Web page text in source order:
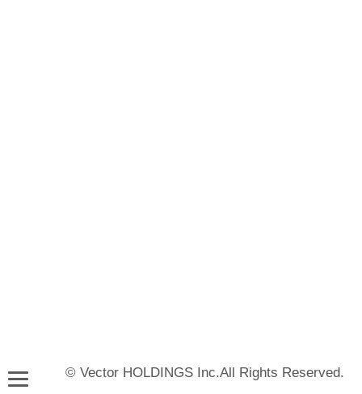
© Vector HOLDINGS Inc.All Rights Reserved.